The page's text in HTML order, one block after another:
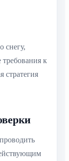
снегу,
к
стратегия